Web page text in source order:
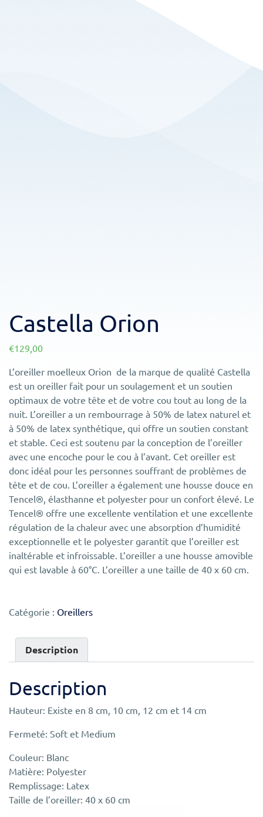
Castella Orion
€129,00
L’oreiller moelleux Orion de la marque de qualité Castella
est un oreiller fait pour un soulagement et un soutien
optimaux de votre tête et de votre cou tout au long de la
nuit. L’oreiller a un rembourrage à 50% de latex naturel et
à 50% de latex synthétique, qui offre un soutien constant
et stable. Ceci est soutenu par la conception de l’oreiller
avec une encoche pour le cou à l’avant. Cet oreiller est
donc idéal pour les personnes souffrant de problèmes de
tête et de cou. L’oreiller a également une housse douce en
Tencel®, élasthanne et polyester pour un confort élevé. Le
Tencel® offre une excellente ventilation et une excellente
régulation de la chaleur avec une absorption d’humidité
exceptionnelle et le polyester garantit que l’oreiller est
inaltérable et infroissable. L’oreiller a une housse amovible
qui est lavable à 60°C. L’oreiller a une taille de 40 x 60 cm.
Catégorie : Oreillers
Description
Description
Hauteur: Existe en 8 cm, 10 cm, 12 cm et 14 cm
Fermeté: Soft et Medium
Couleur: Blanc
Matière: Polyester
Remplissage: Latex
Taille de l’oreiller: 40 x 60 cm